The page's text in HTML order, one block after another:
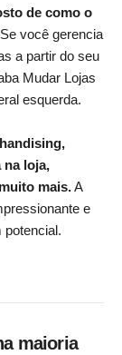
de como o
você gerencia
a partir do seu
Mudar Lojas
esquerda.
na loja,
mais.A
e
potencial.
maioria